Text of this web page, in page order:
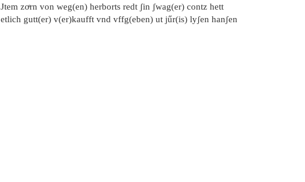
Jtem zoͤrn von weg(en) herborts redt ʃin ʃwag(er) contz hett
etlich gutt(er) v(er)kaufft vnd vffg(eben) ut jűr(is) lyʃen hanʃen